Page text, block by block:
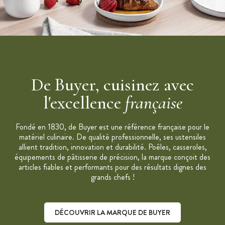
gamme complète de poêles, casseroles, sauteuses et autres
ustensiles de qualité Professionnelle.
De Buyer, cuisinez avec
l'excellence française
Fondé en 1830, de Buyer est une référence française pour le
matériel culinaire. De qualité professionnelle, ses ustensiles
allient tradition, innovation et durabilité. Poêles, casseroles,
équipements de pâtisserie de précision, la marque conçoit des
articles fiables et performants pour des résultats dignes des
grands chefs !
DÉCOUVRIR LA MARQUE DE BUYER